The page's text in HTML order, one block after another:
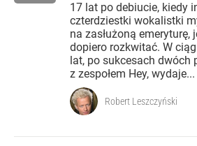
17 lat po debiucie, kiedy
czterdziestki wokalistki
na zasłużoną emeryturę,
dopiero rozkwitać. W
lat, po sukcesach dwóch
z zespołem Hey, wydaje...
Robert Leszczyński